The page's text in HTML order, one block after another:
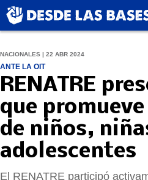
NACIONALES | 22 ABR 2024
ANTE LA OIT
RENATRE
que
de niños,
adolescentes
El RENATRE participó